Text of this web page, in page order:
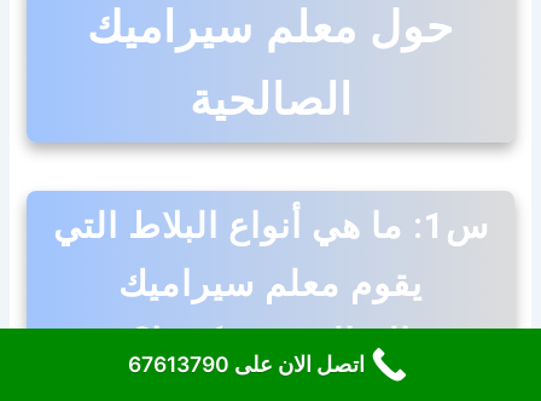
حول معلم سيراميك
الصالحية
س1: ما هي أنواع البلاط التي
يقوم معلم سيراميك
الصالحية بتركيبها؟
اتصل الان على 67613790